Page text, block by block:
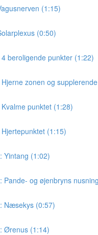
(1:15)
(0:50)
beroligende punkter (1:22)
zonen og
punktet (1:28)
(1:15)
Yintang (1:02)
Pande- og øjenbryns
Næsekys (0:57)
Ørenus (1:14)